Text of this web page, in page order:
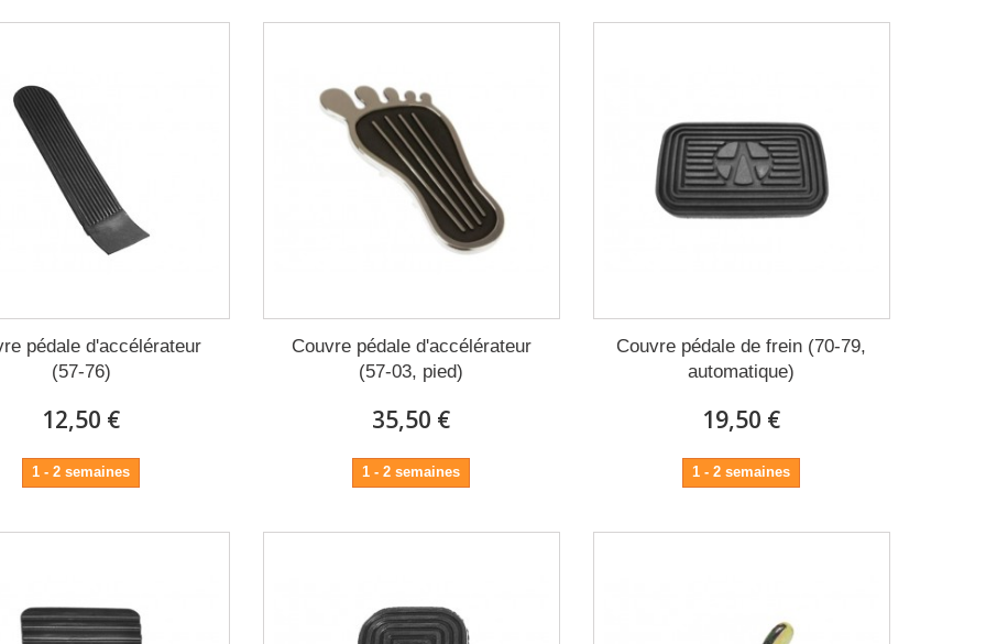
pédale d'accélérateur
(57-76)
12,50 €
1 - 2 semaines
Couvre pédale d'accélérateur
(57-03, pied)
35,50 €
1 - 2 semaines
Couvre pédale de frein (70-79,
automatique)
19,50 €
1 - 2 semaines